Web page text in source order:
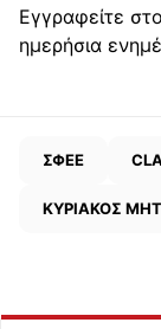
Εγγραφείτε στο
ημερήσια
ΣΦΕΕ
ΚΥΡΙΑΚΟΣ